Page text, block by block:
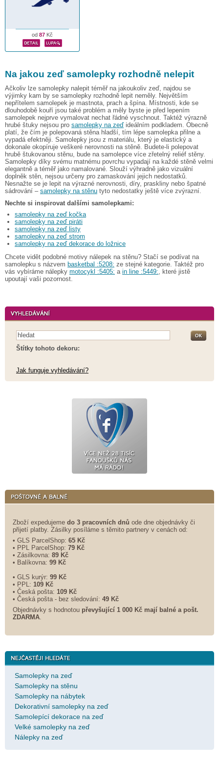
od 87 Kč
Na jakou zeď samolepky rozhodně nelepit
Ačkoliv lze samolepky nalepit téměř na jakoukoliv zeď, najdou se
výjimky kam by se samolepky rozhodně lepit neměly. Největším
nepřítelem samolepek je mastnota, prach a špína. Místnosti, kde se
dlouhodobě kouří jsou také problém a měly byste je před lepením
samolepek nejprve vymalovat nechat řádné vyschnout. Taktéž výrazně
hrubé štuky nejsou pro samolepky na zeďideálním podkladem. Obecně
platí, že čím je polepovaná stěna hladší, tím lépe samolepka přilne a
vypadá efektněji. Samolepky jsou z materiálu, který je elastický a
dokonale okopíruje veškeré nerovnosti na stěně. Budete-li polepovat
hrubě štukovanou stěnu, bude na samolepce více zřetelný reliéf stěny.
Samolepky díky svému matnému povrchu vypadají na každé stěně velmi
elegantně a téměř jako namalované. Slouží výhradně jako vizuální
doplněk stěn, nejsou určeny pro zamaskování jejich nedostatků.
Nesnažte se je lepit na výrazné nerovnosti, díry, praskliny nebo špatné
sádrování – samolepky na stěnu tyto nedostatky ještě více zvýrazní.
Nechte si inspirovat dalšími samolepkami:
samolepky na zeď kočka
samolepky na zeď piráti
samolepky na zeď listy
samolepky na zeď strom
samolepky na zeď dekorace do ložnice
Chcete vidět podobné motivy nálepek na stěnu? Stačí se podívat na
samolepku s názvem basketbal :5208: ze stejné kategorie. Taktéž pro
vás vybíráme nálepky motocykl :5405: a in line :5449: , které jistě
upoutají vaši pozornost.
Štítky tohoto dekoru:
Jak funguje vyhledávání?
Zboží expedujeme do 3 pracovních dnů ode dne objednávky či
přijetí platby. Zásilky posíláme s těmito partnery v cenách od:
• GLS ParcelShop: 65 Kč
• PPL ParcelShop: 79 Kč
• Zásilkovna: 89 Kč
• Balíkovna: 99 Kč
• GLS kurýr: 99 Kč
• PPL: 109 Kč
• Česká pošta: 109 Kč
• Česká pošta - bez sledování: 49 Kč
Objednávky s hodnotou převyšující 1 000 Kč mají balné a pošt.
ZDARMA
Samolepky na zeď
Samolepky na stěnu
Samolepky na nábytek
Dekorativní samolepky na zeď
Samolepící dekorace na zeď
Velké samolepky na zeď
Nálepky na zeď